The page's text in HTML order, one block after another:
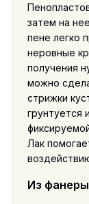
затем на
пене легко
неровные
получения
можно
стрижки
грунтуется
Лак
Из фанеры